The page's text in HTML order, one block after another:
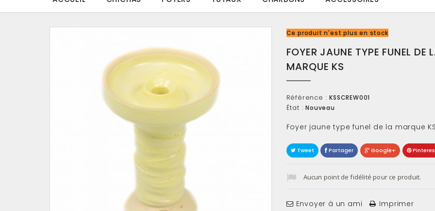
Ce produit n'est plus en stock
FOYER JAUNE TYPE FUNEL DE
MARQUE KS
Référence : KSSCREW001
État : Nouveau
Foyer jaune type funel de la marque
Tweet Partager Google+
Aucun point de fidélité pour ce produit.
Envoyer à un ami Imprimer